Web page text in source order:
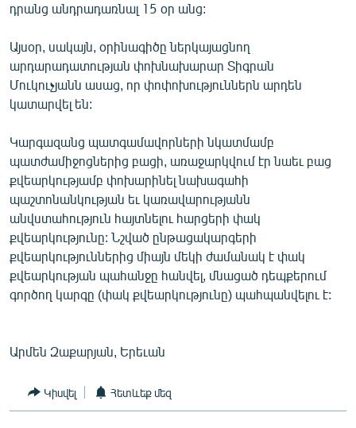
դրանց անդրադառնալ 15 օր անց:
Այսօր, սակայն, օրինագիծը ներկայացնող
արդարադատության փոխնախարար Տիգրան
Մուկուչյանն ասաց, որ փոփոխություններն արդեն
կատարվել են:
Կարգազանց պատգամավորների նկատմամբ
պատժամիջոցներից բացի, առաջարկվում էր նաեւ բաց
քվեարկությամբ փոխարինել նախագահի
պաշտոնանկության եւ կառավարությանն
անվստահություն հայտնելու հարցերի փակ
քվեարկությունը: Նշված ընթացակարգերի
քվեարկություններից միայն մեկի ժամանակ է փակ
քվեարկության պահանջը հանվել, մնացած դեպքերում
գործող կարգը (փակ քվեարկությունը) պահպանվելու է:
Արմեն Զաքարյան, Երեւան
Կիսվել Հետևեք մեզ